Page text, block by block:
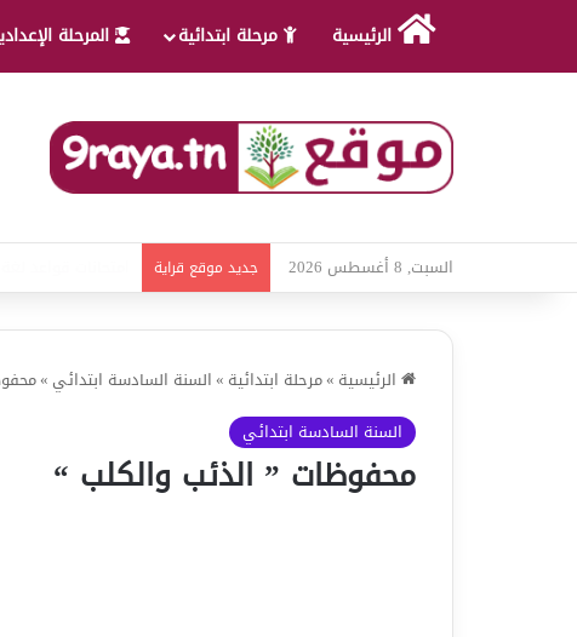
الرئيسية مرحلة ابتدائية المرحلة
السبت, 8 أغسطس 2026 جديد موقع قراية
الرئيسية »مرحلة ابتدائية »السنة السادسة ابتدائي »
السنة السادسة ابتدائي
محفوظات ” الذئب والكلب “